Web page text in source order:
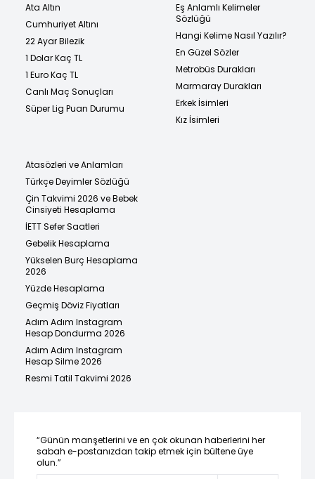
Ata Altın
Cumhuriyet Altını
22 Ayar Bilezik
1 Dolar Kaç TL
1 Euro Kaç TL
Canlı Maç Sonuçları
Süper Lig Puan Durumu
Eş Anlamlı Kelimeler
Sözlüğü
Hangi Kelime Nasıl Yazılır?
En Güzel Sözler
Metrobüs Durakları
Marmaray Durakları
Erkek İsimleri
Kız İsimleri
Atasözleri ve Anlamları
Türkçe Deyimler Sözlüğü
Çin Takvimi 2026 ve Bebek
Cinsiyeti Hesaplama
İETT Sefer Saatleri
Gebelik Hesaplama
Yükselen Burç Hesaplama
2026
Yüzde Hesaplama
Geçmiş Döviz Fiyatları
Adım Adım Instagram
Hesap Dondurma 2026
Adım Adım Instagram
Hesap Silme 2026
Resmi Tatil Takvimi 2026
“Günün manşetlerini ve en çok okunan haberlerini her
sabah e-postanızdan takip etmek için bültene üye
olun.”